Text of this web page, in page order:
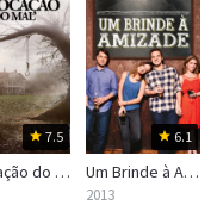
7.5
Invocação do Mal
6.1
Um Brinde à Amizade
2013